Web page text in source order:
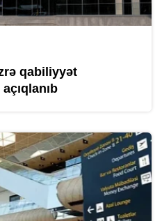
qabiliyyət